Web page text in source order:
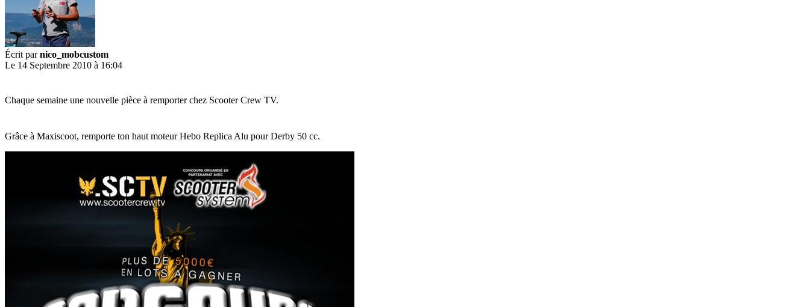
Écrit parnico_mobcustom
Le 14 Septembre 2010 à 16:04
Chaque semaine une nouvelle pièce à remporter chez Scooter Crew TV.
Grâce à Maxiscoot, remporte ton haut moteur Hebo Replica Alu pour Derby 50 cc.